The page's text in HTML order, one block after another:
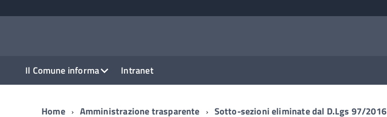
Il Comune informa Intranet
Home Amministrazione trasparente Sotto-sezioni eliminate dal D.Lgs 97/2016